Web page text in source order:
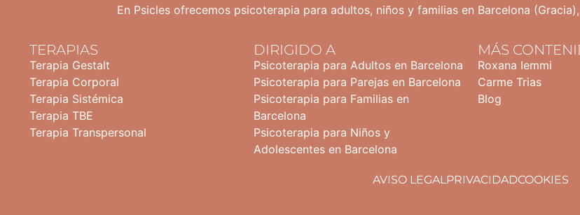
En Psicles ofrecemos psicoterapia para adultos, niños y familias en Barcelona
TERAPIAS
Terapia Gestalt
Terapia Corporal
Terapia Sistémica
Terapia TBE
Terapia Transpersonal
DIRIGIDO A
Psicoterapia para Adultos en Barcelona
Psicoterapia para Parejas en Barcelona
Psicoterapia para Familias en
Barcelona
Psicoterapia para Niños y
Adolescentes en Barcelona
MÁS
Roxana Iemmi
Carme Trias
Blog
AVISO LEGALPRIVACIDADCOOKIES